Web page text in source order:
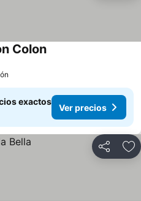
ColonVer precios
exactos
Ver precios
Compartir